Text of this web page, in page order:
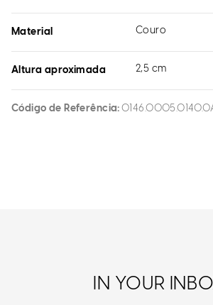
Material Couro
Altura aproximada 2,5 cm
Código de Referência
IN YOUR